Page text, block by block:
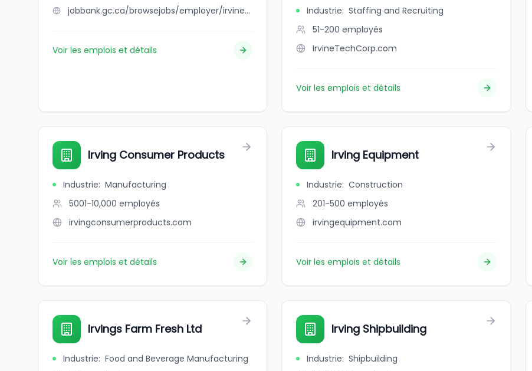
jobbank.gc.ca/browsejobs/employer/irvine+hotel/ca
Voir les emplois et détails
Industrie: Staffing and Recruiting
51-200 employés
IrvineTechCorp.com
Voir les emplois et détails
Irving Consumer Products
Industrie: Manufacturing
5001-10,000 employés
irvingconsumerproducts.com
Voir les emplois et détails
Irving Equipment
Industrie: Construction
201-500 employés
irvingequipment.com
Voir les emplois et détails
Irvings Farm Fresh Ltd
Industrie: Food and Beverage Manufacturing
Irving Shipbuilding
Industrie: Shipbuilding